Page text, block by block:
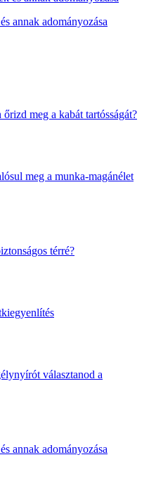
annak adományozása
meg a kabát tartósságát?
meg a munka-magánélet
térré?
választanod a
annak adományozása